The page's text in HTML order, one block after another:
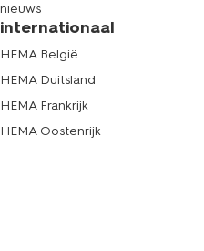
nieuws
internationaal
HEMA België
HEMA Duitsland
HEMA Frankrijk
HEMA Oostenrijk